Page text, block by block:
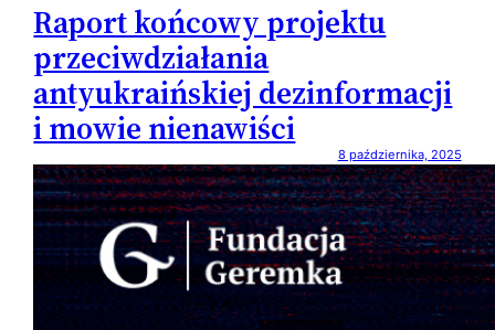
Raport końcowy projektu
przeciwdziałania
antyukraińskiej dezinformacji
i mowie nienawiści
8 października, 2025